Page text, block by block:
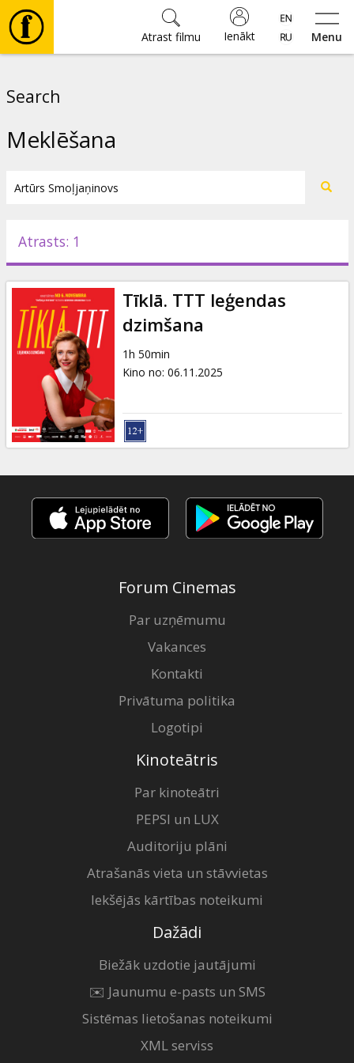
Menu
Ienākt
Atrast filmu
Pasākumi
Ziņas
Dāvanu
kartes
Uzkodas
B2B
Kino
Klubs
Search
Meklēšana
Atrasts: 1
Tīklā. TTT leģendas
dzimšana
1h 50min
Kino no: 06.11.2025
Forum Cinemas
Par uzņēmumu
Vakances
Kontakti
Privātuma politika
Logotipi
Kinoteātris
Par kinoteātri
PEPSI un LUX
Auditoriju plāni
Atrašanās vieta un stāvvietas
Iekšējās kārtības noteikumi
Dažādi
Biežāk uzdotie jautājumi
✉️ Jaunumu e-pasts un SMS
Sistēmas lietošanas noteikumi
XML serviss